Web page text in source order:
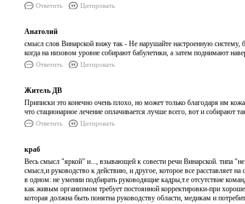
Ответить Цитировать
Анатолий
смысл слов Винарской вижу так - Не нарушайте настроенную
когда на низовом уровне собирают бабулетики, а затем поднимают
Ответить Цитировать
Житель ДВ
Приписки это конечно очень плохо, но может только благодаря им
что стационарное лечение оплачивается лучше всего, вот и собирают
Ответить Цитировать
краб
Весь смысл "яркой" и..., взывающей к совести речи Винарской. типа
смысл,и руководство к действию, и другое, которое все расставляет
в одном: не умении подбирать руководящие кадры,т.е отсутствие
как живым организмом требует постоянной корректировки-при
которая должна быть понятна руководству области, медикам и